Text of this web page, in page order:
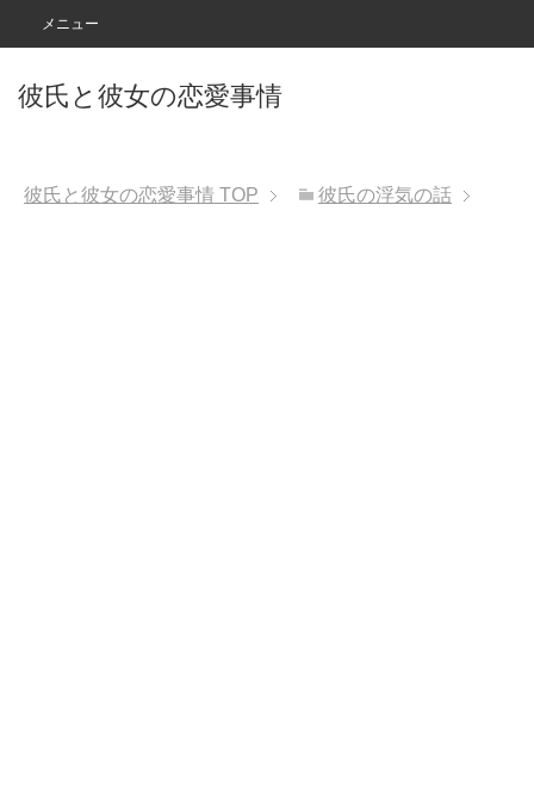
彼氏と彼女の恋愛事情
メニュー
彼氏と彼女の恋愛事情 TOP 彼氏の浮気の話